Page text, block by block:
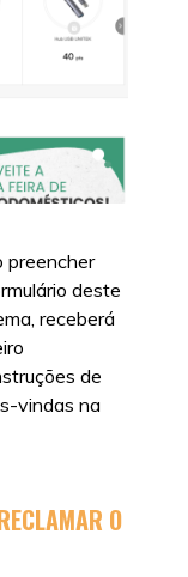
preencher
deste
receberá
de
vindas na
O